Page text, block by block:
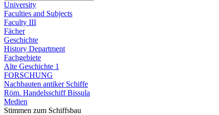
University
Faculties and Subjects
Faculty III
Fächer
Geschichte
History Department
Fachgebiete
Alte Geschichte 1
FORSCHUNG
Nachbauten antiker Schiffe
Röm. Handelsschiff Bissula
Medien
Stimmen zum Schiffsbau